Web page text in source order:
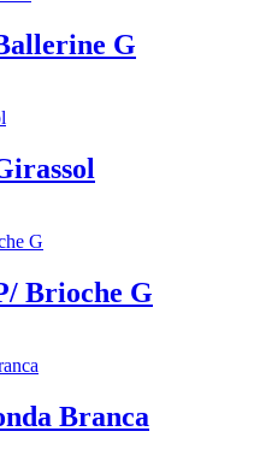
G
Brioche G
Branca